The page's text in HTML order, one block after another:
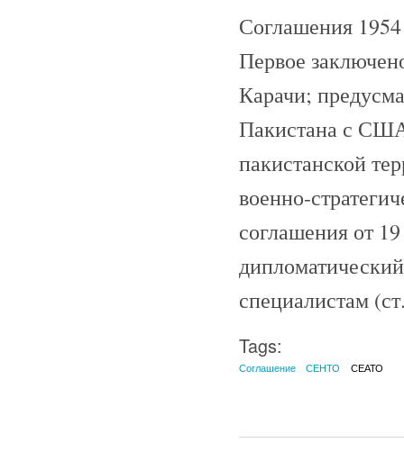
Соглашения
Первое
Карачи;
Пакистана с
пакистанской
военно-
соглашения от
специалистам
Tags:
Соглашение СЕНТО СЕАТО